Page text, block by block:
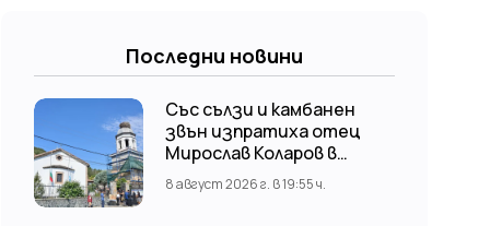
Последни новини
Със сълзи и камбанен
звън изпратиха отец
Мирослав Коларов в
последния му път –
Пловдивският
8 август 2026 г. в 19:55 ч.